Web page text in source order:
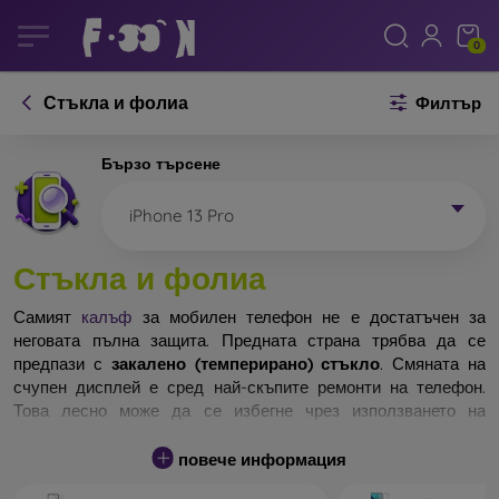
0
Стъкла и фолиа Филтър
Бързо търсене
iPhone 13 Pro
Стъкла и фолиа
Самият калъф за мобилен телефон не е достатъчен за
неговата пълна защита. Предната страна трябва да се
предпази с закалено (темперирано) стъкло. Смяната на
счупен дисплей е сред най-скъпите ремонти на телефон.
Това лесно може да се избегне чрез използването на
Неразбиваемо стъкло за телефон не съществува, но при
повече информация